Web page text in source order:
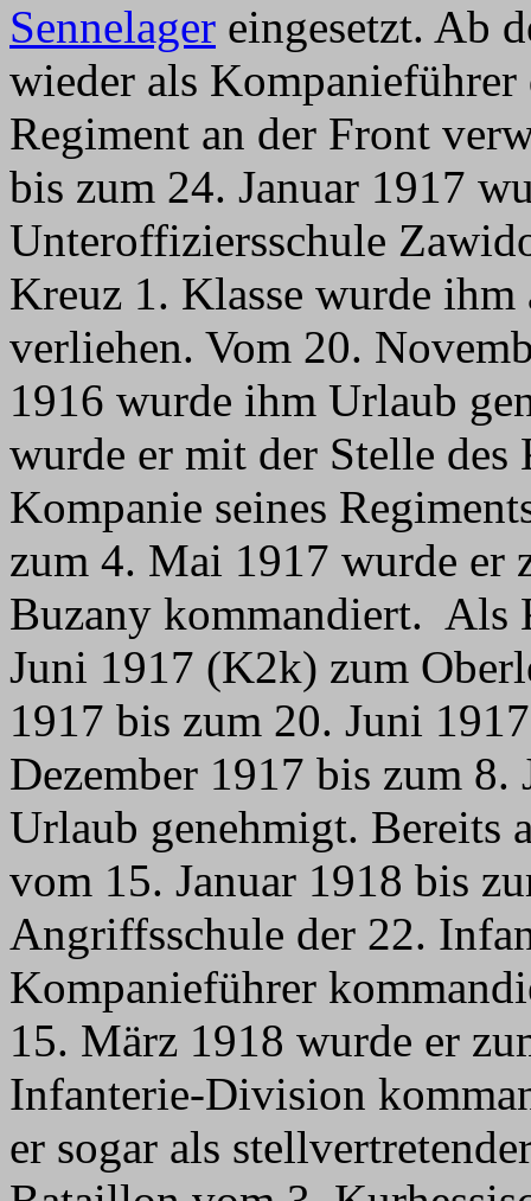
Sennelager eingesetzt. Ab
wieder als
Regiment an der Front
bis zum 24. Januar 1917
Unteroffiziersschule
Kreuz 1. Klasse wurde ihm
verliehen. Vom 20.
1916 wurde ihm Urlaub
wurde er mit der Stelle
Kompanie seines
zum 4. Mai 1917 wurde er
Buzany kommandiert. Als
Juni 1917 (K2k) zum
1917 bis zum 20. Juni
Dezember 1917 bis zum
Urlaub genehmigt. Bereits
vom 15. Januar 1918 bis
Angriffsschule der 22.
Kompanieführer
15. März 1918 wurde er
Infanterie-Division
er sogar als